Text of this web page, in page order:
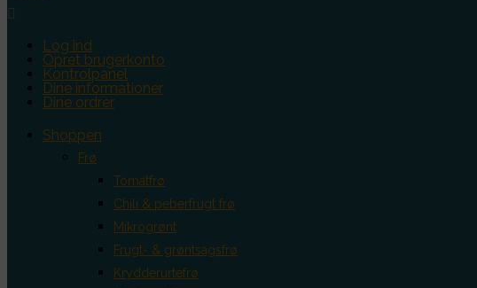

Log ind
Opret brugerkonto
Kontrolpanel
Dine informationer
Dine ordrer
Shoppen
Frø
Tomatfrø
Chili & peberfrugt frø
Mikrogrønt
Frugt- & grøntsagsfrø
Krydderurtefrø